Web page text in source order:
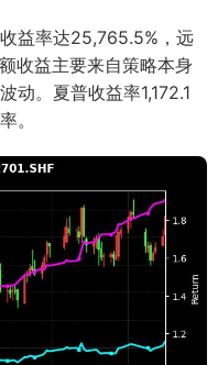
益率达25,765.5%，远
收益主要来自策略本身
动。夏普收益率1,172.1
。